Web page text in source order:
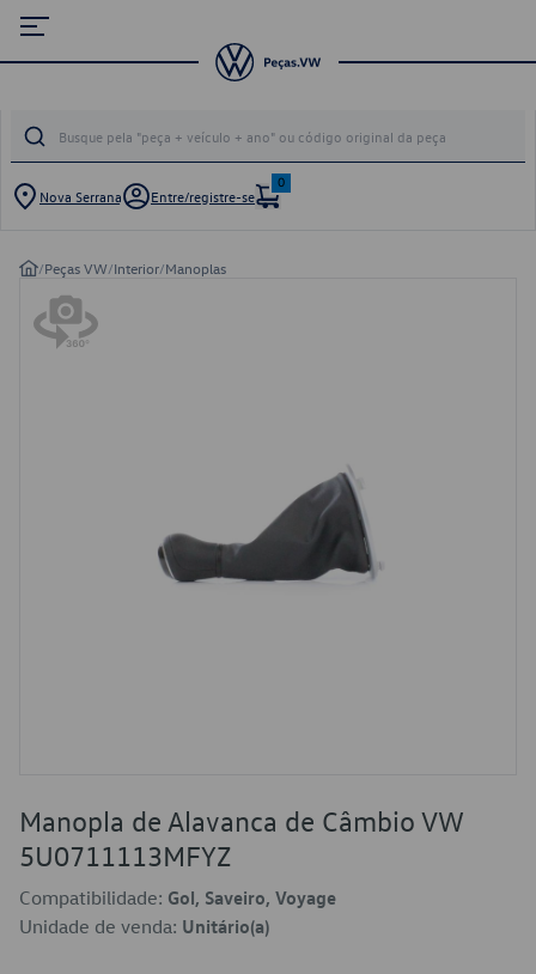
Nova Serrana Entre/registre-se
0
/Peças VW/Interior/Manoplas
Manopla de Alavanca de Câmbio VW
5U0711113MFYZ
Compatibilidade: Gol, Saveiro, Voyage
Unidade de venda: Unitário(a)